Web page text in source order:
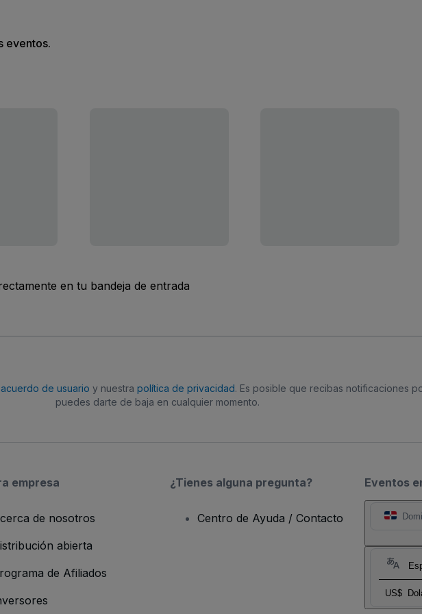
eventos.
en tu bandeja de entrada
acuerdo de usuario y nuestra política de privacidad. Es posible que recibas notificaciones
puedes darte de baja en cualquier momento.
Eventos
US$
empresa
de nosotros
abierta
de Afiliados
¿Tienes alguna pregunta?
Centro de Ayuda / Contacto